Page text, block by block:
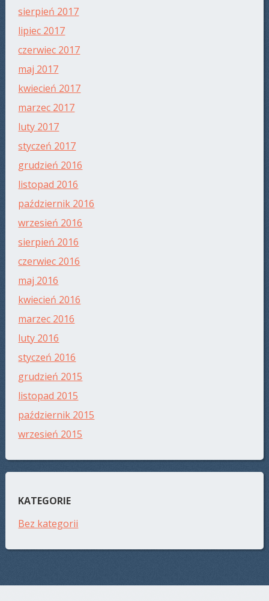
sierpień 2017
lipiec 2017
czerwiec 2017
maj 2017
kwiecień 2017
marzec 2017
luty 2017
styczeń 2017
grudzień 2016
listopad 2016
październik 2016
wrzesień 2016
sierpień 2016
czerwiec 2016
maj 2016
kwiecień 2016
marzec 2016
luty 2016
styczeń 2016
grudzień 2015
listopad 2015
październik 2015
wrzesień 2015
KATEGORIE
Bez kategorii